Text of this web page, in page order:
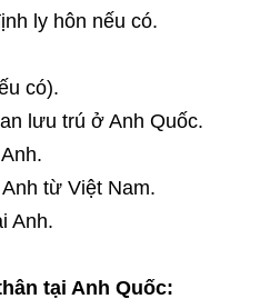
ly hôn nếu có.
có).
lưu trú ở Anh Quốc.
từ Việt Nam.
Anh.
tại Anh Quốc: